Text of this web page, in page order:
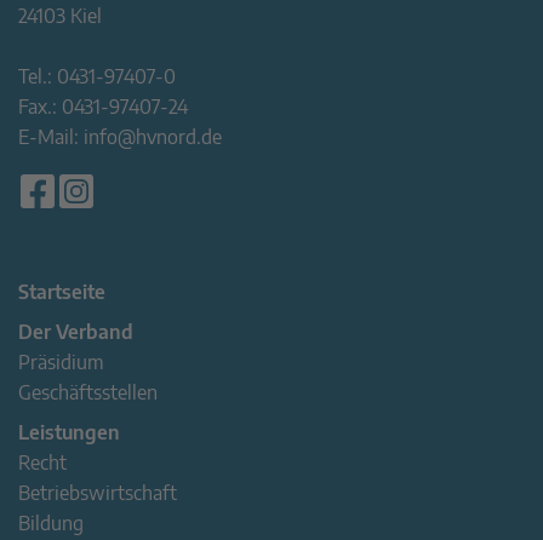
24103 Kiel
Tel.: 0431-97407-0
Fax.: 0431-97407-24
E-Mail: info@hvnord.de
Startseite
Der Verband
Präsidium
Geschäftsstellen
Leistungen
Recht
Betriebswirtschaft
Bildung